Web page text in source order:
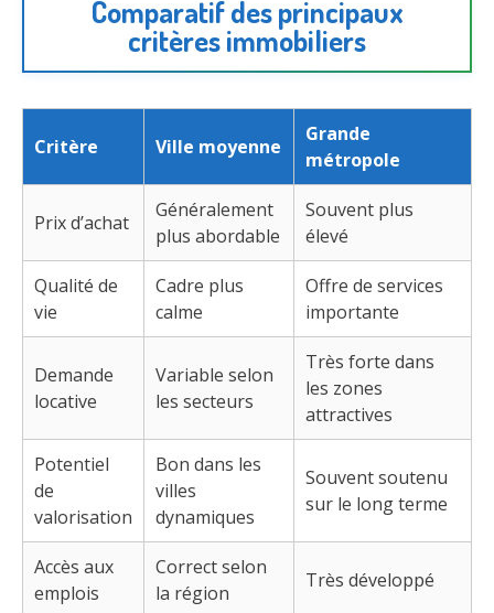
Comparatif des principaux
critères immobiliers
Critère Ville moyenne
Grande
métropole
Prix d’achat
Généralement
plus abordable
Souvent plus
élevé
Qualité de
vie
Cadre plus
calme
Offre de services
importante
Demande
locative
Variable selon
les secteurs
Très forte dans
les zones
attractives
Potentiel
de
valorisation
Bon dans les
villes
dynamiques
Souvent soutenu
sur le long terme
Accès aux
emplois
Correct selon
la région
Très développé